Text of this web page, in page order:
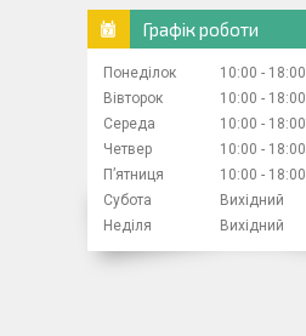
Графік роботи
Понеділок 10:00
18:00
Вівторок
10:00
18:00
Середа
10:00
18:00
Четвер
10:00
18:00
Пʼятниця
10:00
18:00
Субота
Вихідний
Неділя
Вихідний